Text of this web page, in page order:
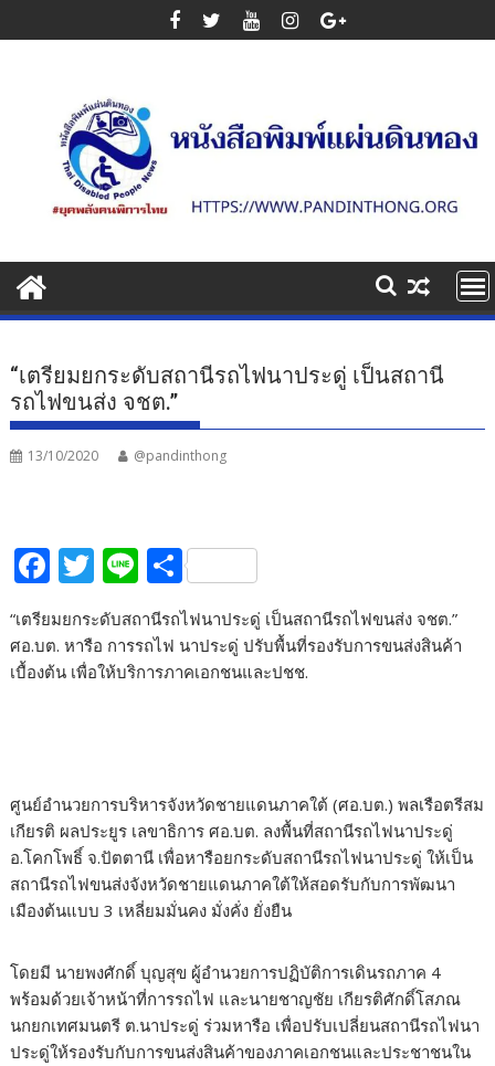
to
“เตรียมยกระดับสถานีรถไฟนาประดู่ เป็นสถานี
รถไฟขนส่ง จชต.”
13/10/2020 @pandinthong
F
e
b
T
w
itt
er
Li
n
e
S
h
ar
e
“เตรียมยกระดับสถานีรถไฟนาประดู่ เป็นสถานีรถไฟขนส่ง จชต.”
ศอ.บต. หารือ การรถไฟ นาประดู่ ปรับพื้นที่รองรับการขนส่งสินค้า
เบื้องต้น เพื่อให้บริการภาคเอกชนและปชช.
ศูนย์อำนวยการบริหารจังหวัดชายแดนภาคใต้ (ศอ.บต.) พลเรือตรีสม
เกียรติ ผลประยูร เลขาธิการ ศอ.บต. ลงพื้นที่สถานีรถไฟนาประดู่
อ.โคกโพธิ์ จ.ปัตตานี เพื่อหารือยกระดับสถานีรถไฟนาประดู่ ให้เป็น
สถานีรถไฟขนส่งจังหวัดชายแดนภาคใต้ให้สอดรับกับการพัฒนา
เมืองต้นแบบ 3 เหลี่ยมมั่นคง มั่งคั่ง ยั่งยืน
โดยมี นายพงศักดิ์ บุญสุข ผู้อำนวยการปฏิบัติการเดินรถภาค 4
พร้อมด้วยเจ้าหน้าที่การรถไฟ และนายชาญชัย เกียรติศักดิ์โสภณ
นกยกเทศมนตรี ต.นาประดู่ ร่วมหารือ เพื่อปรับเปลี่ยนสถานีรถไฟนา
ประดู่ให้รองรับกับการขนส่งสินค้าของภาคเอกชนและประชาชนใน